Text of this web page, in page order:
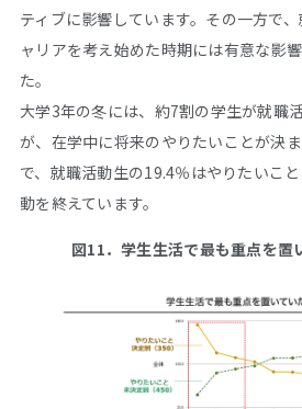
ティブに影響しています。その一方で
ャリアを考え始めた時期には有意な影
た。
大学3年の冬には、約7割の学生が就職
が、在学中に将来のやりたいことが決
で、就職活動生の19.4％はやりたいこ
動を終えています。
図11．学生生活で最も重点を置